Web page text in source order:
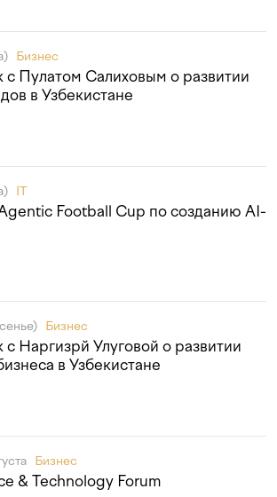
Бизнес
с Пулатом Салиховым о развитии
в Узбекистане
IT
Football Cup по созданию AI-
Бизнес
с Наргизрй Улуговой о развитии
в Узбекистане
Бизнес
& Technology Forum